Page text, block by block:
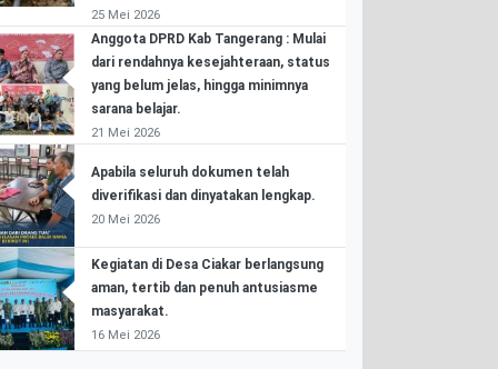
25 Mei 2026
Anggota DPRD Kab Tangerang : Mulai
dari rendahnya kesejahteraan, status
yang belum jelas, hingga minimnya
sarana belajar.
21 Mei 2026
Apabila seluruh dokumen telah
diverifikasi dan dinyatakan lengkap.
20 Mei 2026
Kegiatan di Desa Ciakar berlangsung
aman, tertib dan penuh antusiasme
masyarakat.
16 Mei 2026